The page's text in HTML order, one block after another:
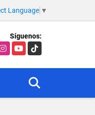
Language ▼
Síguenos:
InstagramYouTubeTikTok